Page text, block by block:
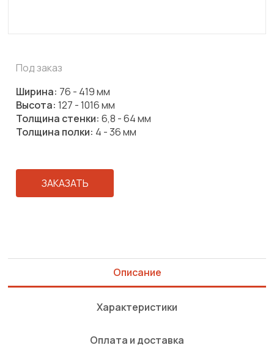
Под заказ
Ширина: 76 - 419 мм
Высота: 127 - 1016 мм
Толщина стенки: 6,8 - 64 мм
Толщина полки: 4 - 36 мм
ЗАКАЗАТЬ
Описание
Характеристики
Оплата и доставка